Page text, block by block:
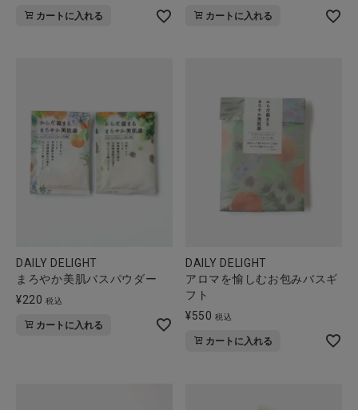
カートに入れる カートに入れる
DAILY DELIGHT
まろやか美肌バスパウダー
¥220 税込
カートに入れる
DAILY DELIGHT
アロマを愉しむお包みバスギ
フト
¥550 税込
カートに入れる